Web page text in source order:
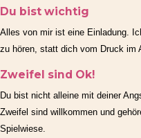
Du bist wichtig
Alles von mir ist eine Einladung.
zu hören, statt dich vom Druck im
Zweifel sind Ok!
Du bist nicht alleine mit deiner
Zweifel sind willkommen und
Spielwiese.